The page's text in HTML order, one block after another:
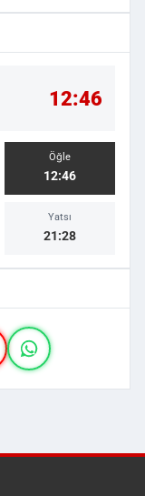
12:46
Öğle
12:46
Yatsı
21:28